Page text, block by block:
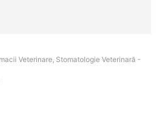
Veterinare, Stomatologie Veterinară -